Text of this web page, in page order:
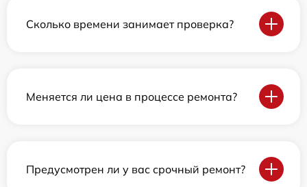
Сколько времени занимает проверка?
Меняется ли цена в процессе ремонта?
Предусмотрен ли у вас срочный ремонт?